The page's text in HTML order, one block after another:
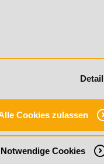
Cookies zulassen
Notwendige Cookies
mit Vorbildung
Ausbildung zum